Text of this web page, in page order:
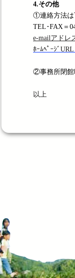
4.その他
①連絡方法は
TEL･FAX＝
e-mailアドレ
ﾎｰﾑﾍﾟｰｼﾞURL
②事務所閉館
以上